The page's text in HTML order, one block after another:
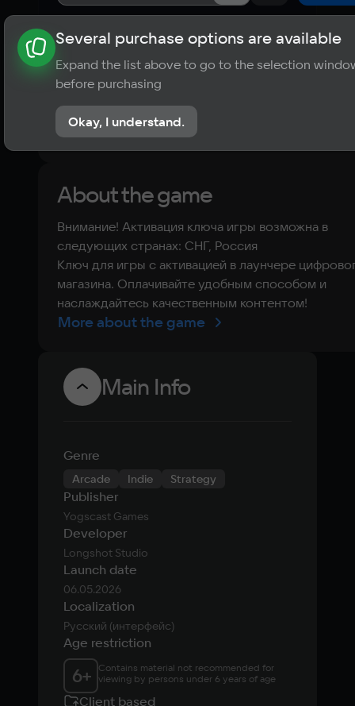
About the game News Requirements
? Player ratings
No reviews
About the game
Внимание! Активация ключа игры возможна в
следующих странах: СНГ, Россия
Ключ для игры с активацией в лаунчере
магазина. Оплачивайте удобным способом и
наслаждайтесь качественным контентом!
More about the game
Main Info
Genre
Arcade Indie Strategy
Publisher
Yogscast Games
Developer
Longshot Studio
Launch date
06.05.2026
Localization
Русский (интерфейс)
Age restriction
6+
Contains material not recommended for
viewing by persons under 6 years of age
Client based
Several purchase options are available
Expand the list above to go to the selection
before purchasing
Okay, I understand.